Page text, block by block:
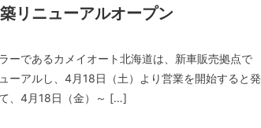
リニューアルオープン
ーであるカメイオート北海道は、新車販売拠点で
ーアルし、4月18日（土）より営業を開始すると発
、4月18日（金）～ […]